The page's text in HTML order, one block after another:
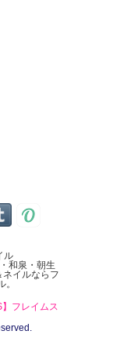
ル
和泉・朝生
ネイルならフ
フレイムス